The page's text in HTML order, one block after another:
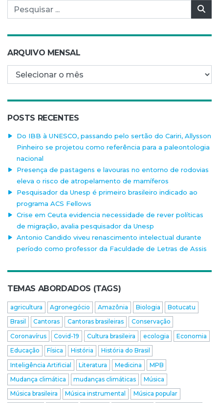
Pesquisar por:
ARQUIVO MENSAL
Arquivo mensal
POSTS RECENTES
Do IBB à UNESCO, passando pelo sertão do Cariri, Allysson
Pinheiro se projetou como referência para a paleontologia
nacional
Presença de pastagens e lavouras no entorno de rodovias
eleva o risco de atropelamento de mamíferos
Pesquisador da Unesp é primeiro brasileiro indicado ao
programa ACS Fellows
Crise em Ceuta evidencia necessidade de rever políticas
de migração, avalia pesquisador da Unesp
Antonio Candido viveu renascimento intelectual durante
período como professor da Faculdade de Letras de Assis
TEMAS ABORDADOS (TAGS)
agricultura Agronegócio Amazônia Biologia
Botucatu
Brasil
Cantoras Cantoras brasileiras
Conservação
Coronavírus
Covid-19 Cultura brasileira ecologia
Economia
Educação
Física História
História do Brasil
Inteligência Artificial
Literatura Medicina
MPB
Mudança climática
mudanças climáticas
Música
Música brasileira
Música instrumental
Música popular